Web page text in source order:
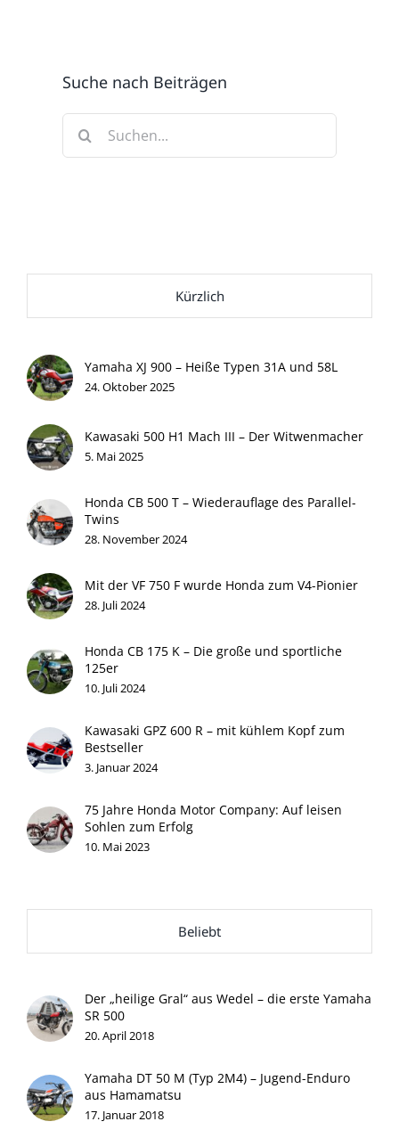
Suche nach Beiträgen
nach:
Kürzlich
Yamaha XJ 900 – Heiße Typen 31A und 58L
24. Oktober 2025
Kawasaki 500 H1 Mach III – Der Witwenmacher
5. Mai 2025
Honda CB 500 T – Wiederauflage des Parallel-
Twins
28. November 2024
Mit der VF 750 F wurde Honda zum V4-Pionier
28. Juli 2024
Honda CB 175 K – Die große und sportliche
125er
10. Juli 2024
Kawasaki GPZ 600 R – mit kühlem Kopf zum
Bestseller
3. Januar 2024
75 Jahre Honda Motor Company: Auf leisen
Sohlen zum Erfolg
10. Mai 2023
Beliebt
Der „heilige Gral“ aus Wedel – die erste Yamaha
SR 500
20. April 2018
Yamaha DT 50 M (Typ 2M4) – Jugend-Enduro
aus Hamamatsu
17. Januar 2018